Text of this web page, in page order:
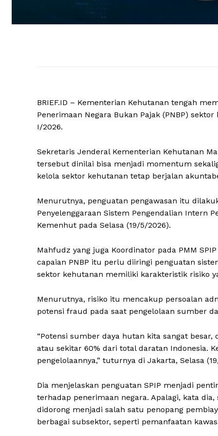
BRIEF.ID – Kementerian Kehutanan tengah
Penerimaan Negara Bukan Pajak (PNBP)
I/2026.
Sekretaris Jenderal Kementerian Kehutanan
tersebut dinilai bisa menjadi momentum
kelola sektor kehutanan tetap berjalan
Menurutnya, penguatan pengawasan itu
Penyelenggaraan Sistem Pengendalian Intern
Kemenhut pada Selasa (19/5/2026).
Mahfudz yang juga Koordinator pada PMM
capaian PNBP itu perlu diiringi penguatan
sektor kehutanan memiliki karakteristik risiko
Menurutnya, risiko itu mencakup persoalan
potensi fraud pada saat pengelolaan sumber
“Potensi sumber daya hutan kita sangat
atau sekitar 60% dari total daratan Indonesia.
pengelolaannya,” tuturnya di Jakarta, Selasa
Dia menjelaskan penguatan SPIP menjadi
terhadap penerimaan negara. Apalagi, kata
didorong menjadi salah satu penopang
berbagai subsektor, seperti pemanfaatan